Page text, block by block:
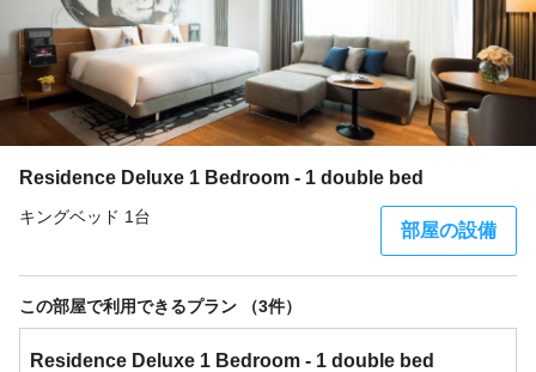
Residence Deluxe 1 Bedroom - 1 double bed
キングベッド 1台
部屋の設備
この部屋で利用できるプラン （3件）
Residence Deluxe 1 Bedroom - 1 double bed